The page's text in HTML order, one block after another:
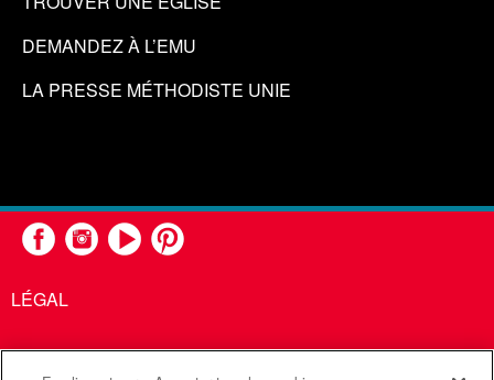
DEMANDEZ À L’EMU
LA PRESSE MÉTHODISTE UNIE
LÉGAL